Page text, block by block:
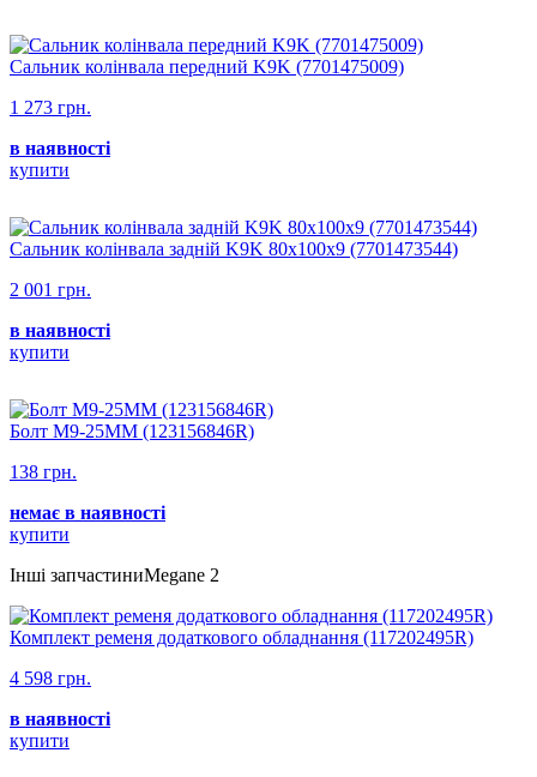
Сальник колінвала передний K9K (7701475009)
1 273 грн.
в наявності
купити
Сальник колінвала задній K9K 80x100x9 (7701473544)
2 001 грн.
в наявності
купити
Болт М9-25ММ (123156846R)
138 грн.
немає в наявності
купити
Інші запчастиниMegane 2
Комплект ременя додаткового обладнання (117202495R)
4 598 грн.
в наявності
купити